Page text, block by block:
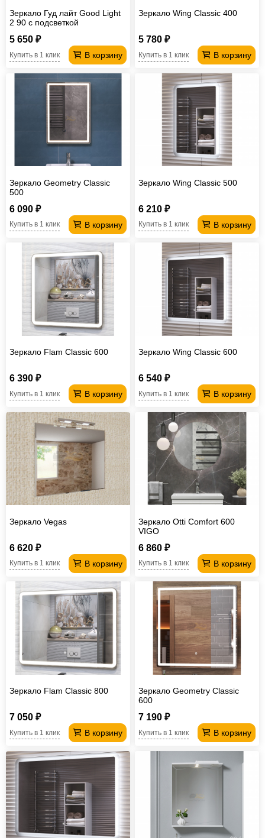
Зеркало Гуд лайт Good Light
2 90 с подсветкой
5 650 ₽
В корзину
Купить в 1 клик
Зеркало Wing Classic 400
5 780 ₽
В корзину
Купить в 1 клик
Зеркало Geometry Classic
500
6 090 ₽
В корзину
Купить в 1 клик
Зеркало Wing Classic 500
6 210 ₽
В корзину
Купить в 1 клик
Зеркало Flam Classic 600
6 390 ₽
В корзину
Купить в 1 клик
Зеркало Wing Classic 600
6 540 ₽
В корзину
Купить в 1 клик
Зеркало Vegas
6 620 ₽
В корзину
Купить в 1 клик
Зеркало Otti Comfort 600
VIGO
6 860 ₽
В корзину
Купить в 1 клик
Зеркало Flam Classic 800
7 050 ₽
В корзину
Купить в 1 клик
Зеркало Geometry Classic
600
7 190 ₽
В корзину
Купить в 1 клик